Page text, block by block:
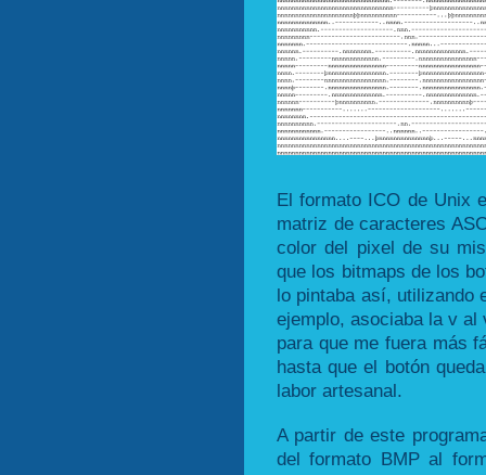
El formato ICO de Unix
matriz de caracteres
color del pixel de su
que los bitmaps de los
lo pintaba así, utilizando
ejemplo, asociaba la v
para que me fuera más
hasta que el botón
labor artesanal.
A partir de este
del formato BMP al